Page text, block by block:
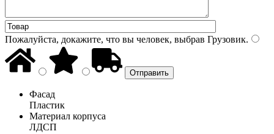
Пожалуйста, докажите, что вы человек, выбрав Грузовик.
Фасад
Пластик
Материал корпуса
ЛДСП